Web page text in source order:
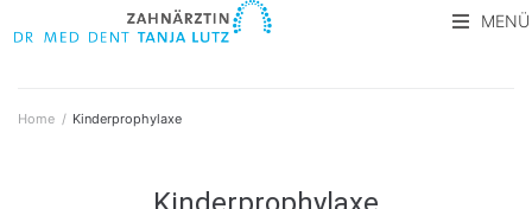
MENÜ
Home / Kinderprophylaxe